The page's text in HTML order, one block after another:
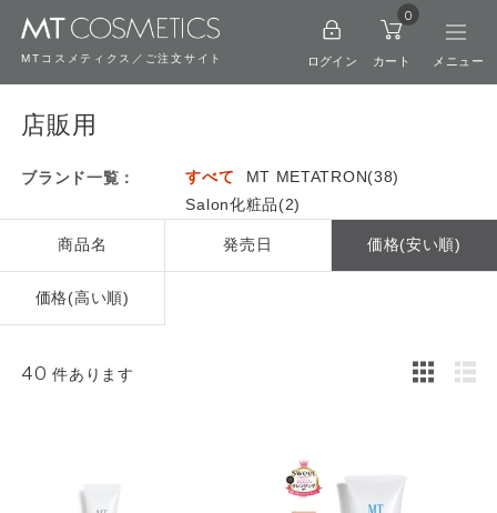
MTコスメティクス／ご注文サイト ログイン カート
0
店販用
ブランド一覧： すべて
MT METATRON(38)
Salon化粧品(2)
商品名 発売日 価格(安い順)
価格(高い順)
40 件あります